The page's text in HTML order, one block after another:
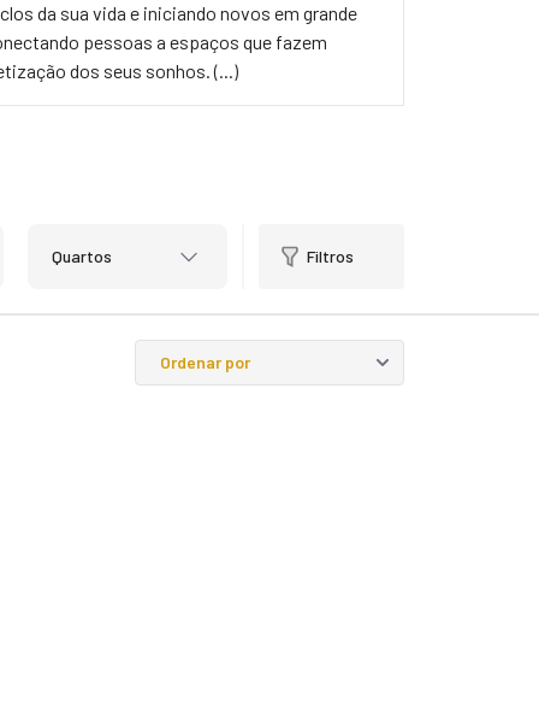
da sua vida e iniciando novos em grande
pessoas a espaços que fazem
dos seus sonhos. (...)
Quartos Filtros